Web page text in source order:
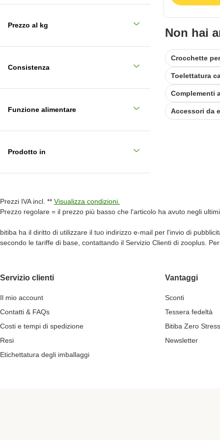
Prezzo al kg
Consistenza
Funzione alimentare
Prodotto in
Non hai
Crocchette
Accessori da
Prezzi IVA incl. ** Visualizza condizioni.
Prezzo regolare = il prezzo più basso che l'articolo ha avuto negli
bitiba ha il diritto di utilizzare il tuo indirizzo e-mail per l'invio di
secondo le tariffe di base, contattando il Servizio Clienti di zooplus.
Servizio clienti
Il mio account
Contatti & FAQs
Costi e tempi di spedizione
Resi
Etichettatura degli imballaggi
Vantaggi
Sconti
Tessera fedeltà
Bitiba Zero Stress
Newsletter